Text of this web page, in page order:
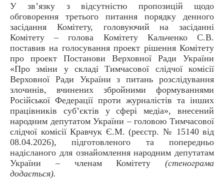
У зв’язку з відсутністю пропозицій щодо
обговорення третього питання порядку денного
засідання Комітету, головуючий на засіданні
Комітету – голова Комітету Кальченко С.В.
поставив на голосування проект рішення Комітету
про проект Постанови Верховної Ради України
«Про зміни у складі Тимчасової слідчої комісії
Верховної Ради України з питань розслідування
злочинів, вчинених збройними формуваннями
Російської Федерації проти журналістів та інших
працівників суб’єктів у сфері медіа», внесений
народним депутатом України – головою Тимчасової
слідчої комісії Кравчук Є.М. (реєстр. № 15140 від
08.04.2026), підготовленого та попередньо
надісланого для ознайомлення народним депутатам
України – членам Комітету (стенограма
додається).